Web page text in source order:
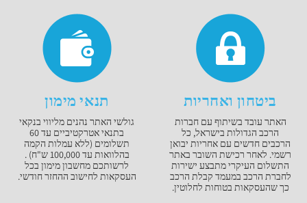
ביטחון ואחריות
האתר עובד בשיתוף עם חברות
הרכב הגדולות בישראל, כל
הרכבים חדשים עם אחריות יבואן
רשמי. לאחר רכישת השובר באתר
התשלום העיקרי מתבצע ישירות
לחברת הרכב במעמד קבלת הרכב
כך שהעסקאות בטוחות לחלוטין.
תנאי מימון
גולשי האתר נהנים מליווי בנקאי
בתנאי אטרקטיביים עד 60
תשלומים (ללא עמלות הקמה
בהלוואות עד 100,000 ש"ח) .
לרשותכם מחשבון מימון בכל
העסקאות לחישוב ההחזר חודשי.